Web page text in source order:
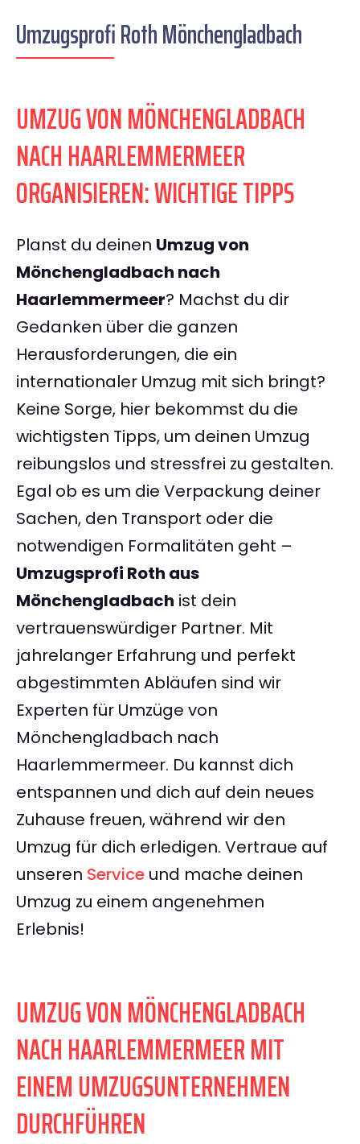
Umzugsprofi Roth Mönchengladbach
UMZUG VON MÖNCHENGLADBACH
NACH HAARLEMMERMEER
ORGANISIEREN: WICHTIGE TIPPS
Planst du deinen Umzug von
Mönchengladbach nach
Haarlemmermeer? Machst du dir
Gedanken über die ganzen
Herausforderungen, die ein
internationaler Umzug mit sich bringt?
Keine Sorge, hier bekommst du die
wichtigsten Tipps, um deinen Umzug
reibungslos und stressfrei zu gestalten.
Egal ob es um die Verpackung deiner
Sachen, den Transport oder die
notwendigen Formalitäten geht –
Umzugsprofi Roth aus
Mönchengladbach ist dein
vertrauenswürdiger Partner. Mit
jahrelanger Erfahrung und perfekt
abgestimmten Abläufen sind wir
Experten für Umzüge von
Mönchengladbach nach
Haarlemmermeer. Du kannst dich
entspannen und dich auf dein neues
Zuhause freuen, während wir den
Umzug für dich erledigen. Vertraue auf
unseren Service und mache deinen
Umzug zu einem angenehmen
Erlebnis!
UMZUG VON MÖNCHENGLADBACH
NACH HAARLEMMERMEER MIT
EINEM UMZUGSUNTERNEHMEN
DURCHFÜHREN